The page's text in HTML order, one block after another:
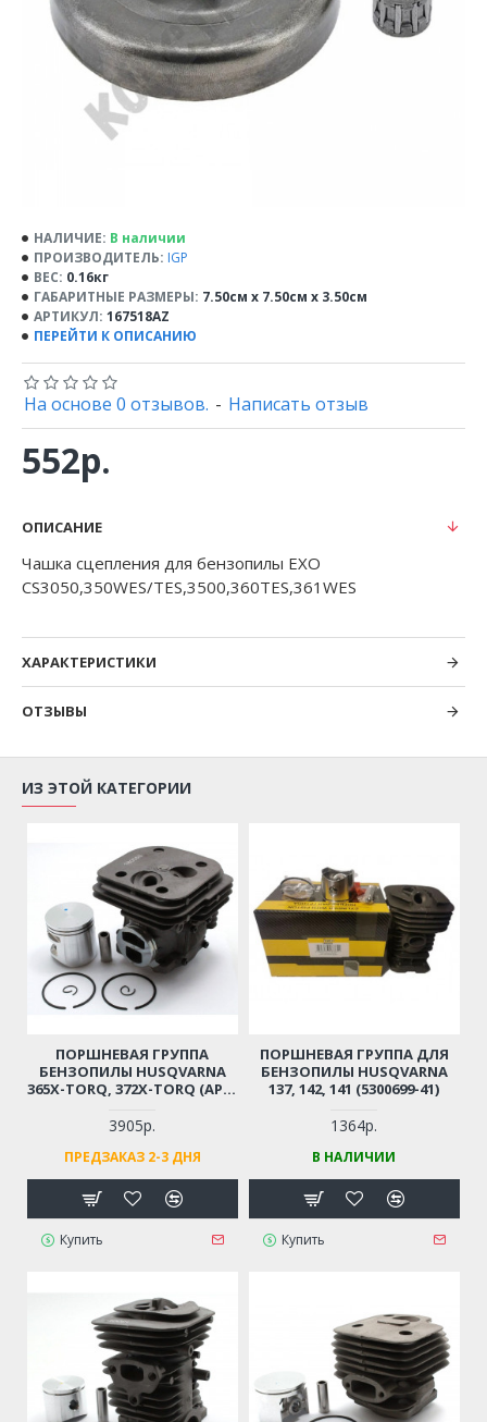
НАЛИЧИЕ: В наличии
ПРОИЗВОДИТЕЛЬ: IGP
ВЕС: 0.16кг
ГАБАРИТНЫЕ РАЗМЕРЫ: 7.50см x 7.50см x 3.50см
АРТИКУЛ: 167518AZ
ПЕРЕЙТИ К ОПИСАНИЮ
На основе 0 отзывов. - Написать отзыв
552р.
ОПИСАНИЕ
Чашка сцепления для бензопилы ЕХО
CS3050,350WES/TES,3500,360TES,361WES
ХАРАКТЕРИСТИКИ
ОТЗЫВЫ
ИЗ ЭТОЙ КАТЕГОРИИ
ПОРШНЕВАЯ ГРУППА
БЕНЗОПИЛЫ HUSQVARNA
365X-TORQ, 372X-TORQ (АРТ.
3905р.
ПРЕДЗАКАЗ 2-3 ДНЯ
Купить
ПОРШНЕВАЯ ГРУППА ДЛЯ
БЕНЗОПИЛЫ HUSQVARNA
137, 142, 141 (5300699-41)
1364р.
В НАЛИЧИИ
Купить